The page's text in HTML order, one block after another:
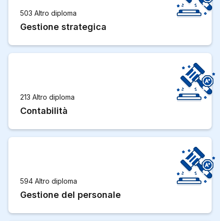
503 Altro diploma
Gestione strategica
213 Altro diploma
Contabilità
594 Altro diploma
Gestione del personale